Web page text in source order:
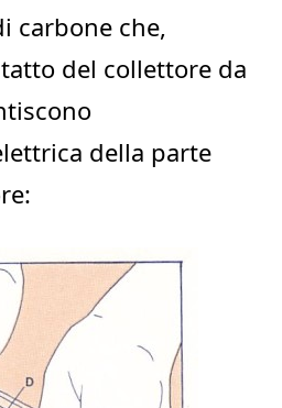
carbone che,
del collettore da
della parte